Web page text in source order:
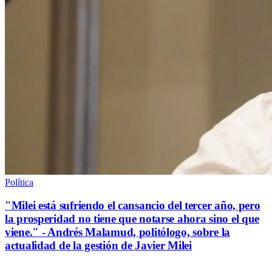
Política
"Milei está sufriendo el cansancio del tercer año, pero
la prosperidad no tiene que notarse ahora sino el que
viene." - Andrés Malamud, politólogo, sobre la
actualidad de la gestión de Javier Milei